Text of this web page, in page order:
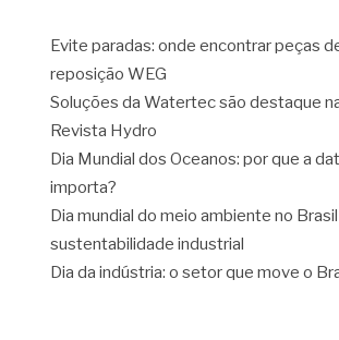
Evite paradas: onde encontrar peças
reposição WEG
Soluções da Watertec são destaque
Revista Hydro
Dia Mundial dos Oceanos: por que a
importa?
Dia mundial do meio ambiente no
sustentabilidade industrial
Dia da indústria: o setor que move o